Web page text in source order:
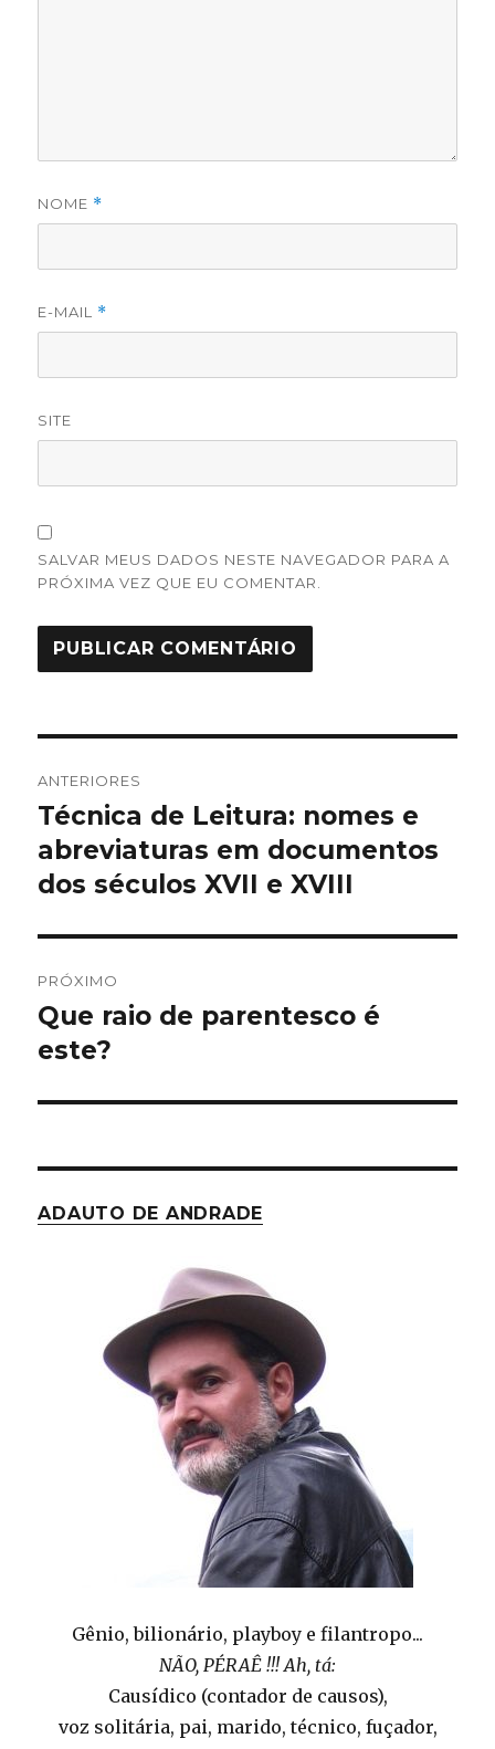
NOME *
E-MAIL *
SITE
SALVAR MEUS DADOS NESTE NAVEGADOR PARA A
PRÓXIMA VEZ QUE EU COMENTAR.
de
Post
ANTERIORES
Post
anterior:
Técnica de Leitura: nomes e
abreviaturas em documentos
dos séculos XVII e XVIII
PRÓXIMO
Próximo
post:
Que raio de parentesco é
este?
ADAUTO DE ANDRADE
Gênio, bilionário, playboy e filantropo...
NÃO, PÉRAÊ !!! Ah, tá:
Causídico (contador de causos),
voz solitária, pai, marido, técnico, fuçador,